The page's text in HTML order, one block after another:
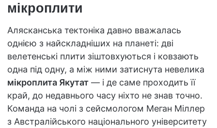
мікроплити
Алясканська тектоніка давно вважалась
однією з найскладніших на планеті: дві
велетенські плити зіштовхуються і ковзають
одна під одну, а між ними затиснута невелика
мікроплита Якутат — і де саме проходить її
край, до недавнього часу ніхто не знав точно.
Команда на чолі з сейсмологом Меган Міллер
з Австралійського національного університету